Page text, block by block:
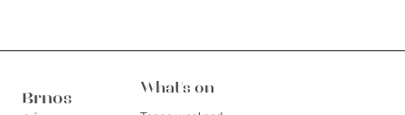
Brnos
What's on